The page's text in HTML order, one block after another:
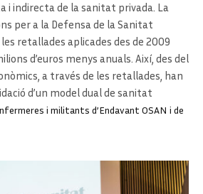
i indirecta de la sanitat privada. La
per a la Defensa de la Sanitat
retallades aplicades des de 2009
d’euros menys anuals. Així, des del
a través de les retallades, han
d’un model dual de sanitat
i militants d’Endavant OSAN i de